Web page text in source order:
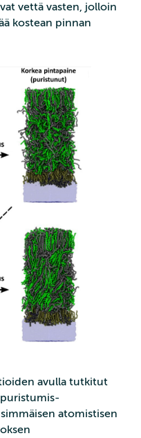
vettä vasten, jolloin
kostean pinnan
avulla tutkitut
atomistisen